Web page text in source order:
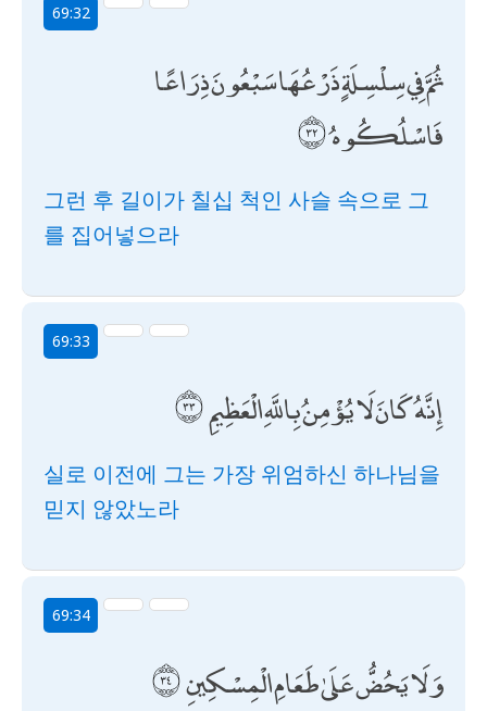
69:32
ثُمَّ فِي سِلْسِلَةٍ ذَرْعُهَا سَبْعُونَ ذِرَاعًا
فَاسْلُكُوهُ
그런 후 길이가 칠십 척인 사슬 속으로 그
를 집어넣으라
69:33
إِنَّهُ كَانَ لَا يُؤْمِنُ بِاللَّهِ الْعَظِيمِ
실로 이전에 그는 가장 위엄하신 하나님을
믿지 않았노라
69:34
وَلَا يَحُضُّ عَلَىٰ طَعَامِ الْمِسْكِينِ